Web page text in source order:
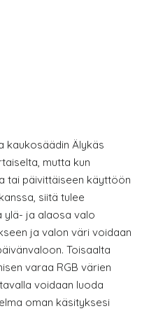
kaukosäädin Älykäs
mutta kun
tai päivittäiseen käyttöön
siitä tulee
ylä- ja alaosa valo
ja valon väri voidaan
Toisaalta
varaa RGB värien
voidaan luoda
oman käsityksesi